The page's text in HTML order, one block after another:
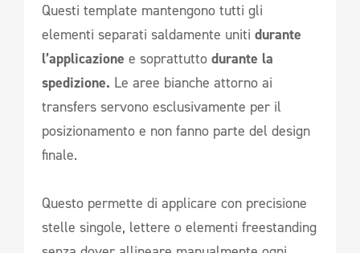
Questi template mantengono tutti gli
elementi separati saldamente uniti durante
l’applicazione e soprattutto durante la
spedizione. Le aree bianche attorno ai
transfers servono esclusivamente per il
posizionamento e non fanno parte del design
finale.
Questo permette di applicare con precisione
stelle singole, lettere o elementi freestanding